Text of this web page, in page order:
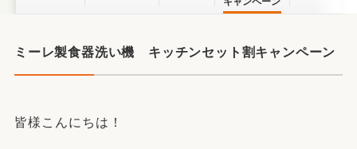
ミーレ製食器洗い機 キッチンセット割キャンペーン
皆様こんにちは！